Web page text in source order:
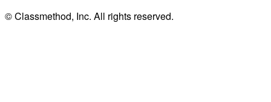
© Classmethod, Inc. All rights reserved.